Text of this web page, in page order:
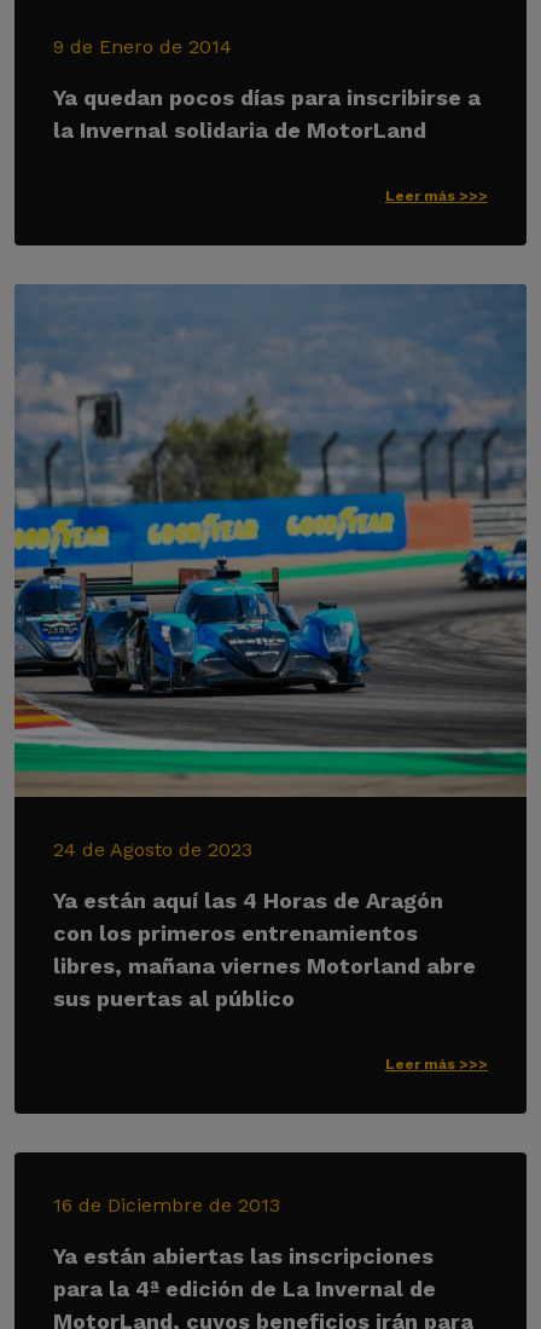
9 de Enero de 2014
Ya quedan pocos días para inscribirse a
la Invernal solidaria de MotorLand
Leer más >>>
24 de Agosto de 2023
Ya están aquí las 4 Horas de Aragón
con los primeros entrenamientos
libres, mañana viernes Motorland abre
sus puertas al público
Leer más >>>
16 de Diciembre de 2013
Ya están abiertas las inscripciones
para la 4ª edición de La Invernal de
MotorLand, cuyos beneficios irán para